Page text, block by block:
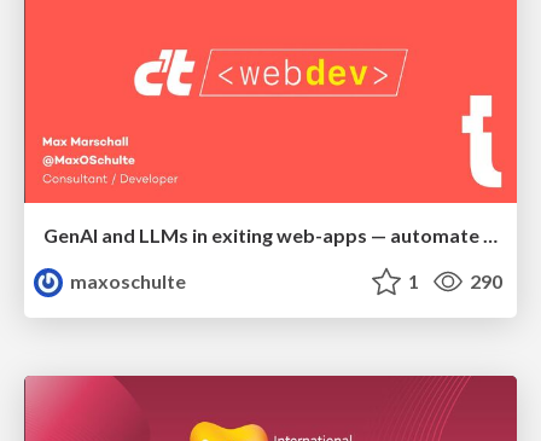
GenAI and LLMs in exiting web-apps — automate everything?
maxoschulte
1 290